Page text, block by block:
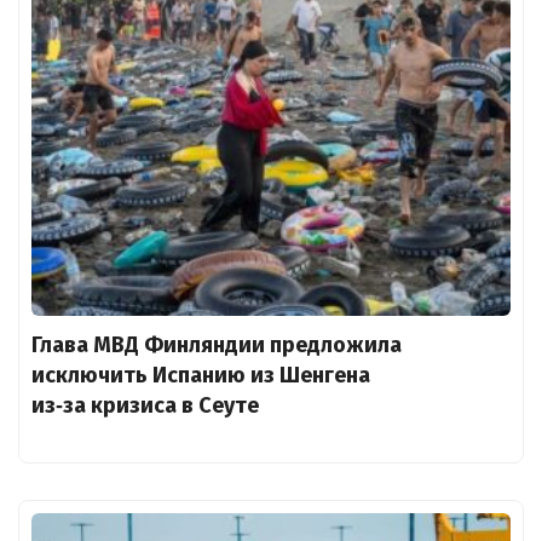
Глава МВД Финляндии предложила
исключить Испанию из Шенгена
из‑за кризиса в Сеуте